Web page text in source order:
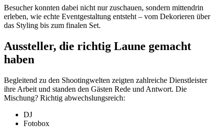
Besucher konnten dabei nicht nur zuschauen, sondern mittendrin
erleben, wie echte Eventgestaltung entsteht – vom Dekorieren über
das Styling bis zum finalen Set.
Aussteller, die richtig Laune gemacht
haben
Begleitend zu den Shootingwelten zeigten zahlreiche Dienstleister
ihre Arbeit und standen den Gästen Rede und Antwort. Die
Mischung? Richtig abwechslungsreich:
DJ
Fotobox